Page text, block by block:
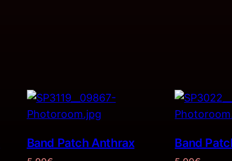
Band Patch Anthrax Band